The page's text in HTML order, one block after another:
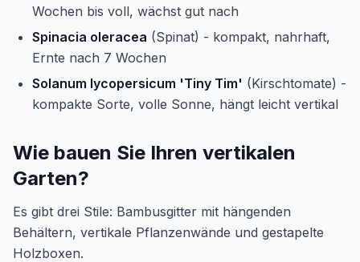
Wochen bis voll, wächst gut nach
Spinacia oleracea (Spinat) - kompakt, nahrhaft,
Ernte nach 7 Wochen
Solanum lycopersicum 'Tiny Tim' (Kirschtomate) -
kompakte Sorte, volle Sonne, hängt leicht vertikal
Wie bauen Sie Ihren vertikalen
Garten?
Es gibt drei Stile: Bambusgitter mit hängenden
Behältern, vertikale Pflanzenwände und gestapelte
Holzboxen.